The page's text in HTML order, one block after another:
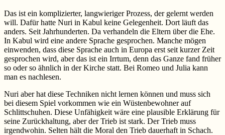
Das ist ein komplizierter, langwieriger Prozess, der gelernt werden
will. Dafür hatte Nuri in Kabul keine Gelegenheit. Dort läuft das
anders. Seit Jahrhunderten. Da verhandeln die Eltern über die Ehe.
In Kabul wird eine andere Sprache gesprochen. Manche mögen
einwenden, dass diese Sprache auch in Europa erst seit kurzer Zeit
gesprochen wird, aber das ist ein Irrtum, denn das Ganze fand früher
so oder so ähnlich in der Kirche statt. Bei Romeo und Julia kann
man es nachlesen.
Nuri aber hat diese Techniken nicht lernen können und muss sich
bei diesem Spiel vorkommen wie ein Wüstenbewohner auf
Schlittschuhen. Diese Unfähigkeit wäre eine plausible Erklärung für
seine Zurückhaltung, aber der Trieb ist stark. Der Trieb muss
irgendwohin. Selten hält die Moral den Trieb dauerhaft in Schach.